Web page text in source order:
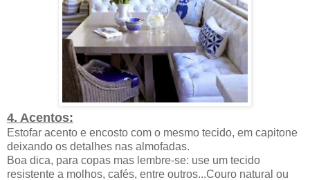
4. Acentos:
Estofar acento e encosto com o mesmo tecido, em capitone
deixando os detalhes nas almofadas.
Boa dica, para copas mas lembre-se: use um tecido
resistente a molhos, cafés, entre outros...Couro natural ou